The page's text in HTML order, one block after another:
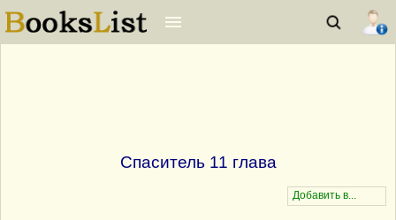
Спаситель 11 глава